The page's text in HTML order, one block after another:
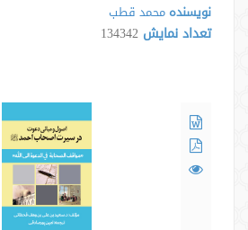
نویسنده محمد قطب
تعداد نمایش 134342